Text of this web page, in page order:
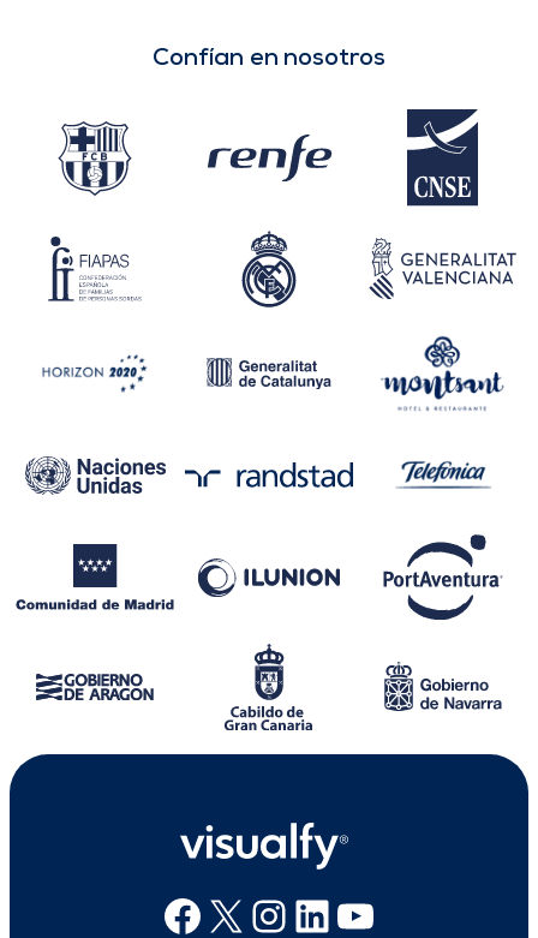
Confían en nosotros
Facebook
X Instagram
Linkedin
Youtube